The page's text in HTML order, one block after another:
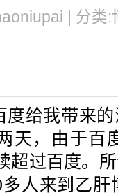
| 分类
给我带来的
，由于百
超过百度。
来到乙肝